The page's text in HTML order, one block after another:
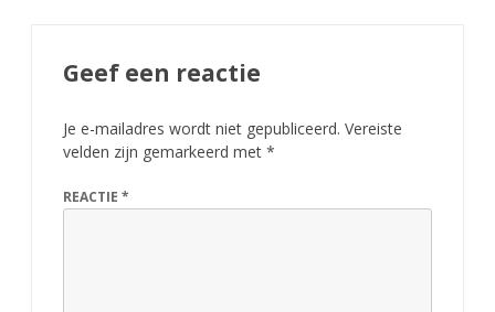
Geef een reactie
Je e-mailadres wordt niet gepubliceerd. Vereiste
velden zijn gemarkeerd met *
REACTIE *